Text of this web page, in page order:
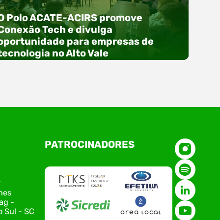
Polo ACATE-ACIRS promove
Tech e divulga
para empresas de
no Alto Vale
O Polo ACATE-ACIRS, por meio do NIAVI – Núcleo
de Tecnologia da Informação do Alto Vale do
Conexão Tech NIAVI, reunindo empresas de
tecnologia da região para uma noite de
conteúdo estratégico e
de novas iniciativas para o setor.
encontro aconteceu em Rio…
-
Sul - SC
PATROCINADORES